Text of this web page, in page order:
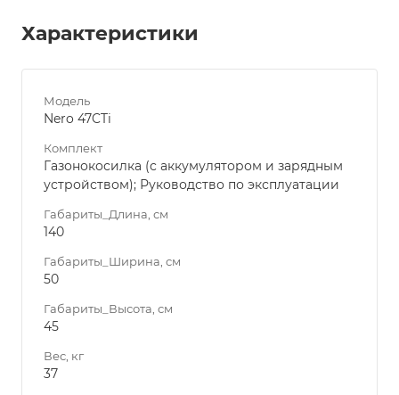
Характеристики
Модель
Nero 47CTi
Комплект
Газонокосилка (с аккумулятором и зарядным
устройством); Руководство по эксплуатации
Габариты_Длина, см
140
Габариты_Ширина, см
50
Габариты_Высота, см
45
Вес, кг
37